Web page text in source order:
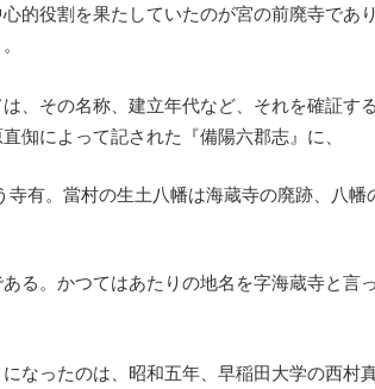
的役割を果たしていたのが宮の前廃寺であ
、その名称、建立年代など、それを確証す
倁によって記された『備陽六郡志』に、
寺有。當村の生土八幡は海蔵寺の廃跡、八
る。かつてはあたりの地名を字海蔵寺と言
なったのは、昭和五年、早稲田大学の西村